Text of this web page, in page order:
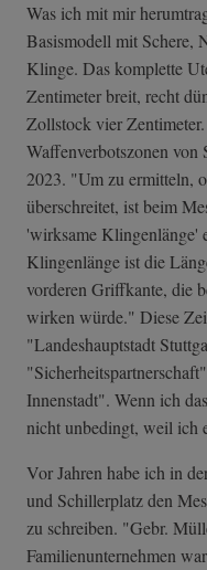
Was ich mit mir
Basismodell mit Schere,
Klinge. Das komplette
Zentimeter breit, recht
Zollstock vier
Waffenverbotszonen von
2023. "Um zu ermitteln,
überschreitet, ist beim
'wirksame Klingenlänge'
Klingenlänge ist die
vorderen Griffkante, die
wirken würde." Diese
"Landeshauptstadt
Innenstadt". Wenn ich
nicht unbedingt, weil ich
Vor Jahren habe ich in
und Schillerplatz den
zu schreiben. "Gebr.
Familienunternehmen